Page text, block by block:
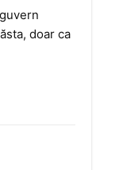
doar ca